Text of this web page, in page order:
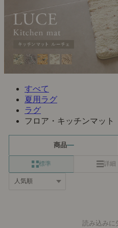
すべて
夏用ラグ
ラグ
フロア・キッチンマット
商品
標準 詳細
読み込みに